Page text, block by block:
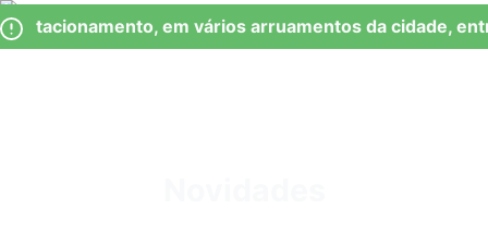
Observação:
este
Skip
to
em vários arruamentos da cidade,